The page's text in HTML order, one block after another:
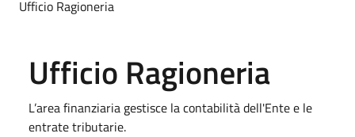
Ufficio Ragioneria
Ufficio Ragioneria
L’area finanziaria gestisce la contabilità dell'Ente e le
entrate tributarie.